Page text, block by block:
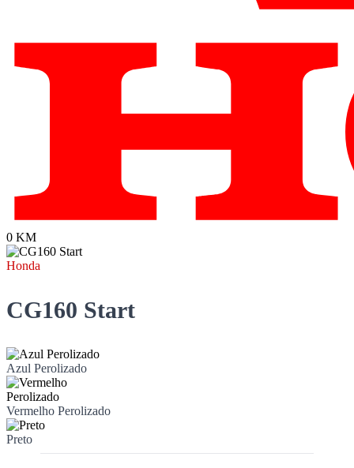
0 KM
Honda
CG160 Start
Azul Perolizado
Vermelho Perolizado
Preto